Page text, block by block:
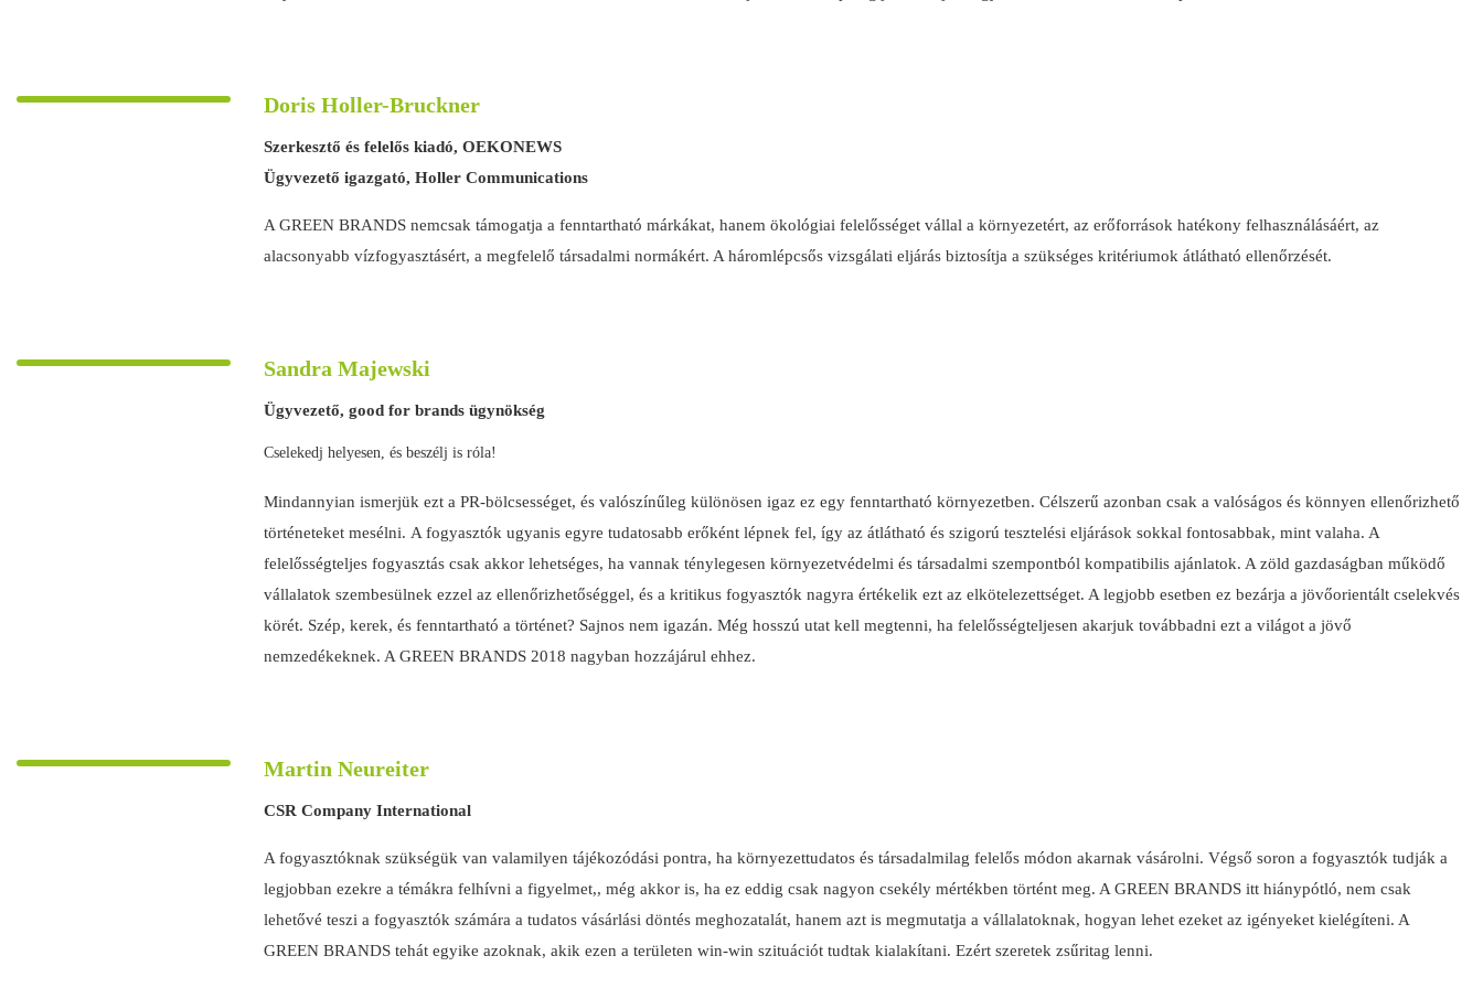
Doris Holler-Bruckner
Szerkesztő és felelős kiadó, OEKONEWS
Ügyvezető igazgató, Holler Communications
A GREEN BRANDS nemcsak támogatja a fenntartható márkákat, hanem ökológiai felelősséget vállal a környezetért, az erőforrások hatékony felhasználásáért, az
alacsonyabb vízfogyasztásért, a megfelelő társadalmi normákért. A háromlépcsős vizsgálati eljárás biztosítja a szükséges kritériumok átlátható ellenőrzését.
Sandra Majewski
Ügyvezető, good for brands ügynökség
Cselekedj helyesen, és beszélj is róla!
Mindannyian ismerjük ezt a PR-bölcsességet, és valószínűleg különösen igaz ez egy fenntartható környezetben. Célszerű azonban csak a valóságos és könnyen ellenőrizhető
történeteket mesélni. A fogyasztók ugyanis egyre tudatosabb erőként lépnek fel, így az átlátható és szigorú tesztelési eljárások sokkal fontosabbak, mint valaha. A
felelősségteljes fogyasztás csak akkor lehetséges, ha vannak ténylegesen környezetvédelmi és társadalmi szempontból kompatibilis ajánlatok. A zöld gazdaságban működő
vállalatok szembesülnek ezzel az ellenőrizhetőséggel, és a kritikus fogyasztók nagyra értékelik ezt az elkötelezettséget. A legjobb esetben ez bezárja a jövőorientált cselekvés
körét. Szép, kerek, és fenntartható a történet? Sajnos nem igazán. Még hosszú utat kell megtenni, ha felelősségteljesen akarjuk továbbadni ezt a világot a jövő
nemzedékeknek. A GREEN BRANDS 2018 nagyban hozzájárul ehhez.
Martin Neureiter
CSR Company International
A fogyasztóknak szükségük van valamilyen tájékozódási pontra, ha környezettudatos és társadalmilag felelős módon akarnak vásárolni. Végső soron a fogyasztók tudják a
legjobban ezekre a témákra felhívni a figyelmet,, még akkor is, ha ez eddig csak nagyon csekély mértékben történt meg. A GREEN BRANDS itt hiánypótló, nem csak
lehetővé teszi a fogyasztók számára a tudatos vásárlási döntés meghozatalát, hanem azt is megmutatja a vállalatoknak, hogyan lehet ezeket az igényeket kielégíteni. A
GREEN BRANDS tehát egyike azoknak, akik ezen a területen win-win szituációt tudtak kialakítani. Ezért szeretek zsűritag lenni.